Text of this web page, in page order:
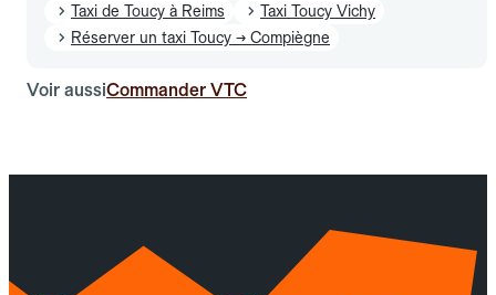
Taxi de Toucy à Reims
Taxi Toucy Vichy
Réserver un taxi Toucy → Compiègne
Voir aussiCommander VTC